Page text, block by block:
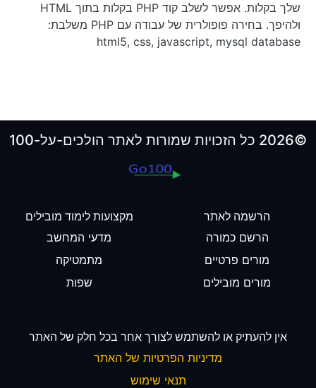
שלך בקלות. אפשר לשלב קוד PHP בקלות בתוך HTML
ולהיפך. בחירה פופולרית של עבודה עם PHP משלבת:
html5, css, javascript, mysql database
©2026 כל הזכויות שמורות לאתר הולכים-על-100
הרשמה לאתר
הרשם כמורה
מורים פרטיים
מורים מובילים
מקצועות לימוד מובילים
מדעי המחשב
מתמטיקה
שפות
אין להעתיק או להשתמש לצורך אחר בכל חלק של האתר
מדיניות הפרטיות של האתר
תנאי שימוש